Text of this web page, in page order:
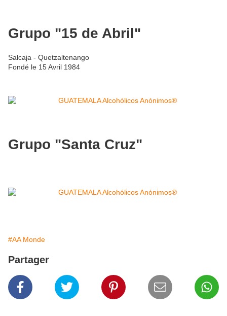
Grupo "15 de Abril"
Salcaja - Quetzaltenango
Fondé le 15 Avril 1984
Grupo "Santa Cruz"
#AA Monde
Partager